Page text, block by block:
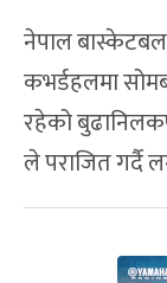
नेपाल
कभर्डहलमा
रहेको
ले पराजित गर्दै